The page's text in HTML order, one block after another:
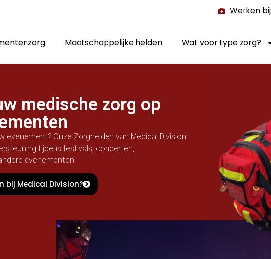
Werken bij
Maatschappelijke helden Wat voor type zorg?
medische zorg op
evenement? Onze Zorghelden van Medical Division
tijdens festivals, concerten,
evenementen
bij Medical Division?